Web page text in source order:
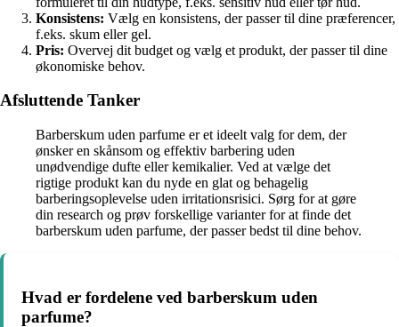
Konsistens: Vælg en konsistens, der passer til dine præferencer,
f.eks. skum eller gel.
Pris: Overvej dit budget og vælg et produkt, der passer til dine
økonomiske behov.
Afsluttende Tanker
Barberskum uden parfume er et ideelt valg for dem, der
ønsker en skånsom og effektiv barbering uden
unødvendige dufte eller kemikalier. Ved at vælge det
rigtige produkt kan du nyde en glat og behagelig
barberingsoplevelse uden irritationsrisici. Sørg for at gøre
din research og prøv forskellige varianter for at finde det
barberskum uden parfume, der passer bedst til dine behov.
Hvad er fordelene ved barberskum uden
parfume?